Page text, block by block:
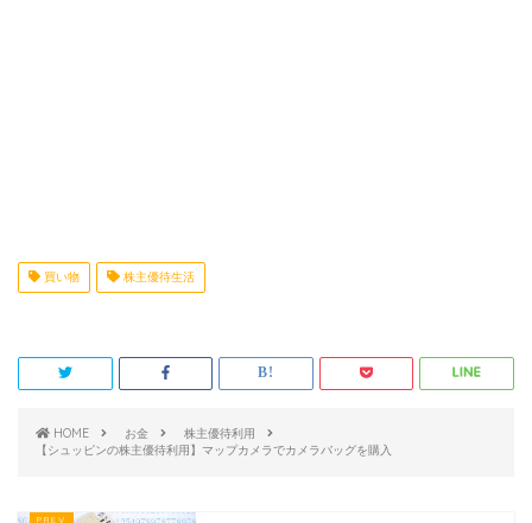
買い物 株主優待生活
HOME お金
株主優待利用
【シュッピンの株主優待利用】マップカメラでカメラバッグを購入